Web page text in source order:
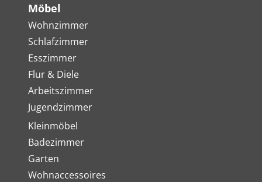
Möbel
Wohnzimmer
Schlafzimmer
Esszimmer
Flur & Diele
Arbeitszimmer
Jugendzimmer
Kleinmöbel
Badezimmer
Garten
Wohnaccessoires